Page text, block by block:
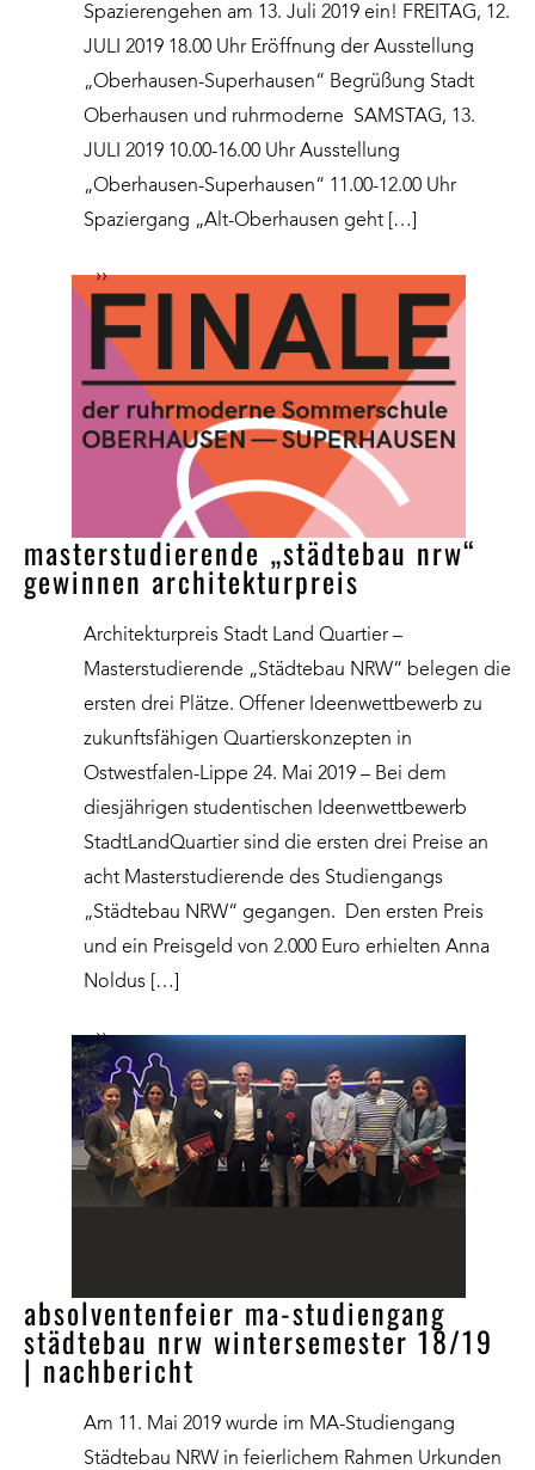
Spazierengehen am 13. Juli 2019 ein! FREITAG, 12.
JULI 2019 18.00 Uhr Eröffnung der Ausstellung
„Oberhausen-Superhausen“ Begrüßung Stadt
Oberhausen und ruhrmoderne SAMSTAG, 13.
JULI 2019 10.00-16.00 Uhr Ausstellung
„Oberhausen-Superhausen“ 11.00-12.00 Uhr
Spaziergang „Alt-Oberhausen geht […]
››
masterstudierende „städtebau nrw“
gewinnen architekturpreis
Architekturpreis Stadt Land Quartier –
Masterstudierende „Städtebau NRW“ belegen die
ersten drei Plätze. Offener Ideenwettbewerb zu
zukunftsfähigen Quartierskonzepten in
Ostwestfalen-Lippe 24. Mai 2019 – Bei dem
diesjährigen studentischen Ideenwettbewerb
StadtLandQuartier sind die ersten drei Preise an
acht Masterstudierende des Studiengangs
„Städtebau NRW“ gegangen. Den ersten Preis
und ein Preisgeld von 2.000 Euro erhielten Anna
Noldus […]
››
absolventenfeier ma-studiengang
städtebau nrw wintersemester 18/19
| nachbericht
Am 11. Mai 2019 wurde im MA-Studiengang
Städtebau NRW in feierlichem Rahmen Urkunden